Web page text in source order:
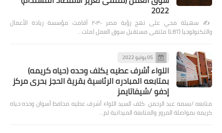
2022
✍️ سهيلة محي على نهج رؤية مصر ٢٠٣٠ أقامت مؤسسة ريادة الأعمال
والتكنولوجيا (LBT) ملتقى مستقبل سوق العمل (ملت…
05 يوليو 2022
اللواء أشرف عطيه يكلف وحده (حياه كريمه)
بمتابعه المبادره الرئاسية بقرية الحجز بحرى مركز
إدفو /شيفاتايمز
متابعه /بسمه عبد الرحمن كلف السيد اللواء أشرف عطيه محافظ أسوان وحده حياه
كريمه بمواصلة المرور والمتابعة الميدانية لم…